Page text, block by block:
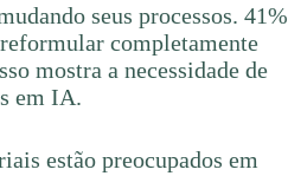
seus processos. 41%
completamente
mostra a necessidade de
em IA.
estão preocupados em